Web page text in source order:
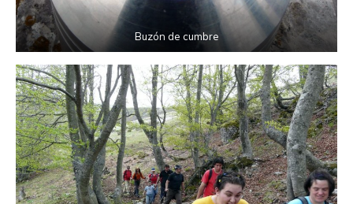
Buzón de cumbre